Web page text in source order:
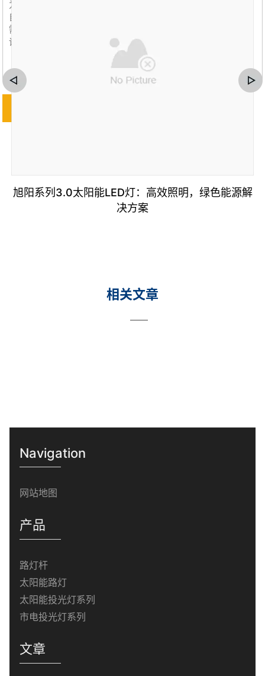
旭阳系列3.0太阳能LED灯：高效照明，绿色能源解
决方案
相关文章
Navigation
网站地图
产品
路灯杆
太阳能路灯
太阳能投光灯系列
市电投光灯系列
文章